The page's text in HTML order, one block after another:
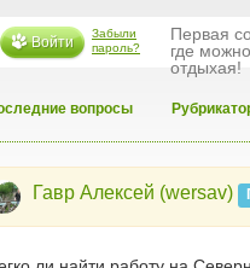
Войти
Забыли
пароль?
Первая
где
отдыхая!